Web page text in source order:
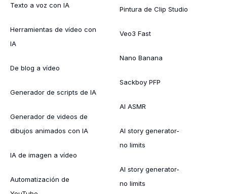
Texto a voz con IA
Herramientas de vídeo con
IA
De blog a vídeo
Generador de scripts de IA
Generador de videos de
dibujos animados con IA
IA de imagen a vídeo
Automatización de
Pintura de Clip Studio
Veo3 Fast
Nano Banana
Sackboy PFP
AI ASMR
AI story generator-
no limits
AI story generator-
no limits